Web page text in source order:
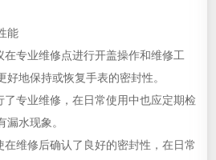
能
专业维修点进行开盖操作和维修工
地保持或恢复手表的密封性。
专业维修，在日常使用中也应定期检
水现象。
维修后确认了良好的密封性，在日常